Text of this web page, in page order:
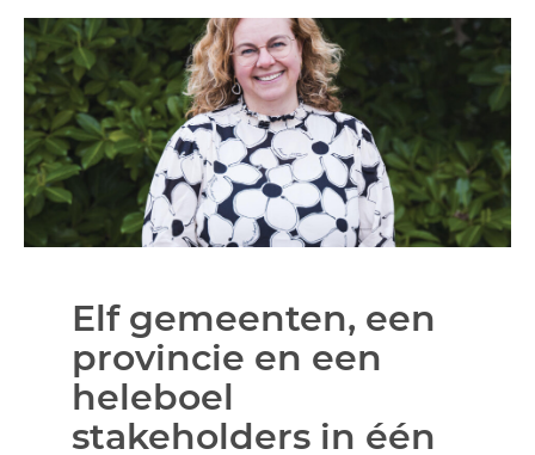
Elf gemeenten, een
provincie en een
heleboel
stakeholders in één